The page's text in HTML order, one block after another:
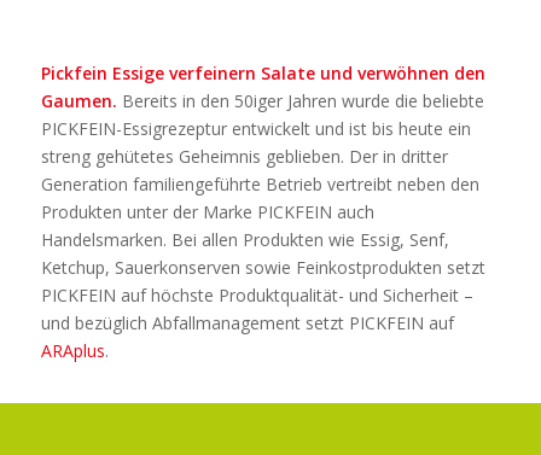
Pickfein Essige verfeinern Salate und verwöhnen den
Gaumen. Bereits in den 50iger Jahren wurde die beliebte
PICKFEIN-Essigrezeptur entwickelt und ist bis heute ein
streng gehütetes Geheimnis geblieben. Der in dritter
Generation familiengeführte Betrieb vertreibt neben den
Produkten unter der Marke PICKFEIN auch
Handelsmarken. Bei allen Produkten wie Essig, Senf,
Ketchup, Sauerkonserven sowie Feinkostprodukten setzt
PICKFEIN auf höchste Produktqualität- und Sicherheit –
und bezüglich Abfallmanagement setzt PICKFEIN auf
ARAplus.